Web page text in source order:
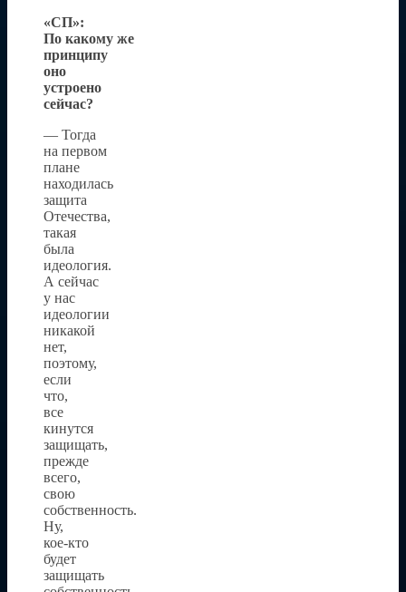
«СП»:
По какому же
принципу
оно
устроено
сейчас?
— Тогда
на первом
плане
находилась
защита
Отечества,
такая
была
идеология.
А сейчас
у нас
идеологии
никакой
нет,
поэтому,
если
что,
все
кинутся
защищать,
прежде
всего,
свою
собственность.
Ну,
кое-кто
будет
защищать